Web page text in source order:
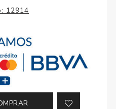
12914